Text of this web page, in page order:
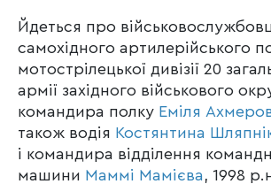
Йдеться про
самохідного артилерійського
мотострілецької дивізії 20
армії західного військового
командира полку Еміля
також водія Костянтина
і командира відділення
машини Маммі Мамієва, 1998